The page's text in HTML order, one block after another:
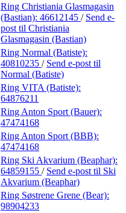
Ring Christiania Glasmagasin
(Bastian): 46612145 / Send e-
post til Christiania
Glasmagasin (Bastian)
Ring Normal (Batiste):
40810235 / Send e-post til
Normal (Batiste)
Ring VITA (Batiste):
64876211
Ring Anton Sport (Bauer):
47474168
Ring Anton Sport (BBB):
47474168
Ring Ski Akvarium (Beaphar):
64859155 / Send e-post til Ski
Akvarium (Beaphar)
Ring Søstrene Grene (Bear):
98904233